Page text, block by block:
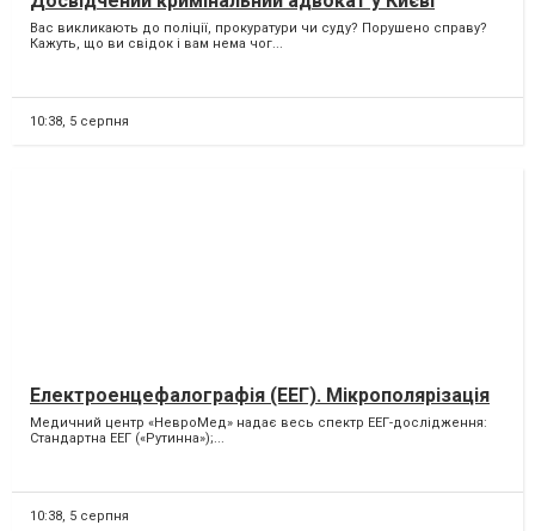
Вас викликають до поліції, прокуратури чи суду? Порушено справу?
Кажуть, що ви свідок і вам нема чог...
10:38, 5 серпня
Електроенцефалографія (ЕЕГ). Мікрополярізація
Медичний центр «НевроМед» надає весь спектр ЕЕГ-дослідження:
Стандартна ЕЕГ («Рутинна»);...
10:38, 5 серпня